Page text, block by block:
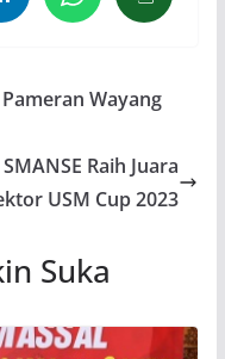
Wayang
Raih Juara
USM Cup 2023
Suka